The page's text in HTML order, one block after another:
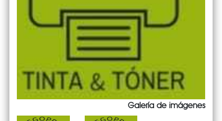
Galería de imágenes